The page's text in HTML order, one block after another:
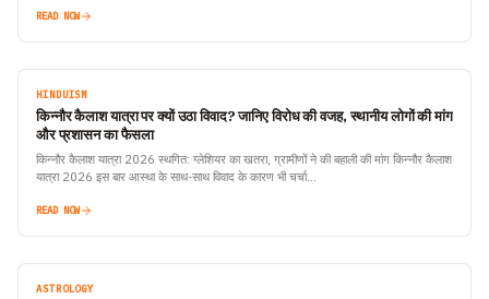
READ NOW
HINDUISM
किन्नौर कैलाश यात्रा पर क्यों उठा विवाद? जानिए विरोध की वजह, स्थानीय लोगों की मांग
और प्रशासन का फैसला
किन्नौर कैलाश यात्रा 2026 स्थगित: ग्लेशियर का खतरा, ग्रामीणों ने की बहाली की मांग किन्नौर कैलाश
यात्रा 2026 इस बार आस्था के साथ-साथ विवाद के कारण भी चर्चा…
READ NOW
ASTROLOGY